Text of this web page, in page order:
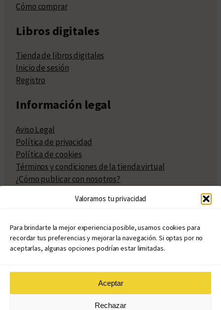
Valoramos tu privacidad
Para brindarte la mejor experiencia posible, usamos cookies para
recordar tus preferencias y mejorar la navegación. Si optas por no
aceptarlas, algunas opciones podrían estar limitadas.
Aceptar
Rechazar
Cómo comprar
Libros digitales
Tienda de libros digitales
Inicio de sesión
Registro
Información legal
Aviso Legal
Política de privacidad
Política de cookies
Términos y condiciones de la tienda virtual
¿Cómo publicar con nosotros?
Políticas de publicación
Políticas de coedición
Atribuciones